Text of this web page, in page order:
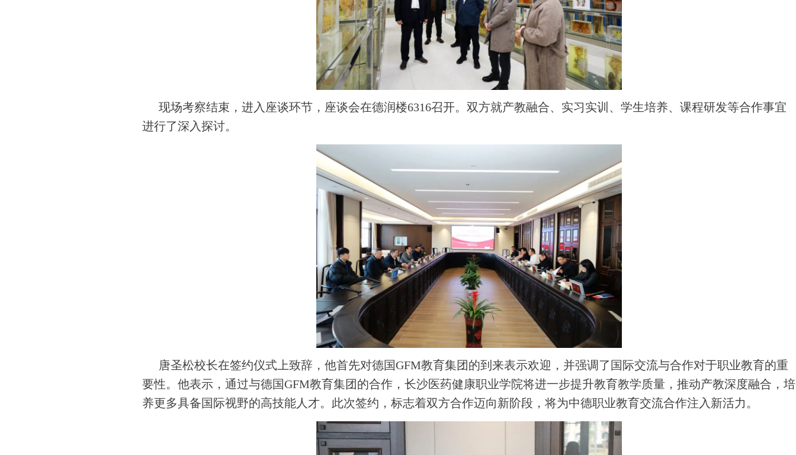
现场考察结束，进入座谈环节，座谈会在德润楼6316召开。双方就产教融合、实习实训、学生培养、课程研发等合作事宜
进行了深入探讨。
唐圣松校长在签约仪式上致辞，他首先对德国GFM教育集团的到来表示欢迎，并强调了国际交流与合作对于职业教育的重
要性。他表示，通过与德国GFM教育集团的合作，长沙医药健康职业学院将进一步提升教育教学质量，推动产教深度融合，培
养更多具备国际视野的高技能人才。此次签约，标志着双方合作迈向新阶段，将为中德职业教育交流合作注入新活力。